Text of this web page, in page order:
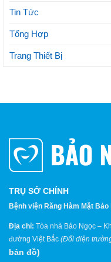
Tin Tức
Tổng Hợp
Trang Thiết Bị
TRỤ SỞ CHÍNH
Bệnh viện Răng Hàm Mặt Bảo
Địa chỉ: Tòa nhà Bảo Ngọc –
đường Việt Bắc (Đối diện
bản đồ)